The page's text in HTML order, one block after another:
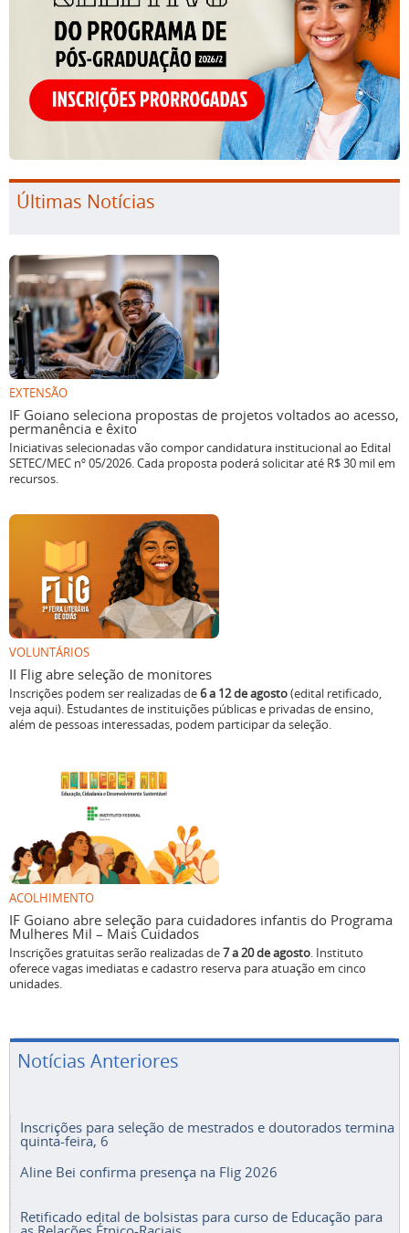
Últimas Notícias
EXTENSÃO
IF Goiano seleciona propostas de projetos voltados ao acesso,
permanência e êxito
Iniciativas selecionadas vão compor candidatura institucional ao Edital
SETEC/MEC nº 05/2026. Cada proposta poderá solicitar até R$ 30 mil em
recursos.
VOLUNTÁRIOS
II Flig abre seleção de monitores
Inscrições podem ser realizadas de6 a 12 de agosto(edital retificado,
veja aqui). Estudantes de instituições públicas e privadas de ensino,
além de pessoas interessadas, podem participar da seleção.
ACOLHIMENTO
IF Goiano abre seleção para cuidadores infantis do Programa
Mulheres Mil – Mais Cuidados
Inscrições gratuitas serão realizadas de7 a 20 de agosto. Instituto
oferece vagas imediatas e cadastro reserva para atuação em cinco
unidades.
Notícias Anteriores
Inscrições para seleção de mestrados e doutorados termina
quinta-feira, 6
Aline Bei confirma presença na Flig 2026
Retificado edital de bolsistas para curso de Educação para